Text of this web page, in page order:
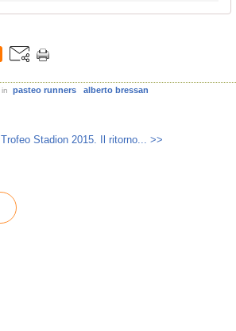
in pasteo runners
alberto bressan
Trofeo Stadion 2015. Il ritorno... >>